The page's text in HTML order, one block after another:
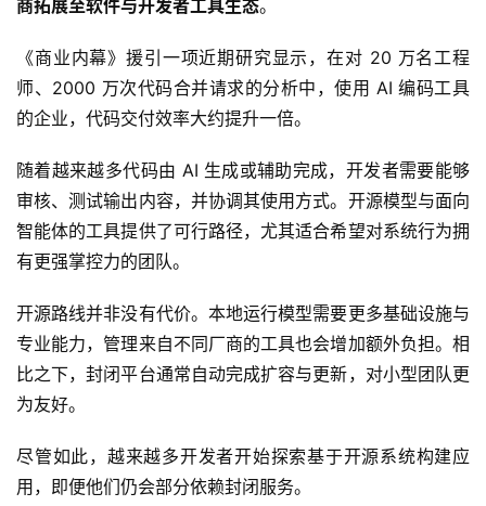
页
业
人
工
智
深
度
学
云
商拓展至软件与开发者工具生态。
《商业内幕》援引一项近期研究显示，在对 20 万名工程
师、2000 万次代码合并请求的分析中，使用 AI 编码工具
的企业，代码交付效率大约提升一倍。
随着越来越多代码由 AI 生成或辅助完成，开发者需要能够
审核、测试输出内容，并协调其使用方式。开源模型与面向
智能体的工具提供了可行路径，尤其适合希望对系统行为拥
有更强掌控力的团队。
开源路线并非没有代价。本地运行模型需要更多基础设施与
专业能力，管理来自不同厂商的工具也会增加额外负担。相
比之下，封闭平台通常自动完成扩容与更新，对小型团队更
为友好。
尽管如此，越来越多开发者开始探索基于开源系统构建应
用，即便他们仍会部分依赖封闭服务。